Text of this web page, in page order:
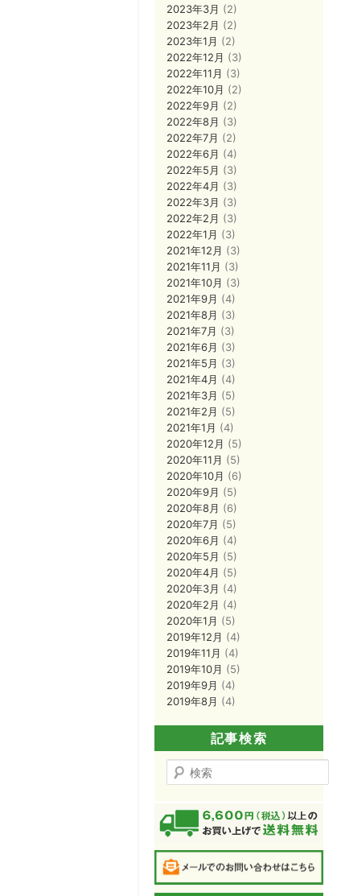
2023年3月 (2)
2023年2月 (2)
2023年1月 (2)
2022年12月 (3)
2022年11月 (3)
2022年10月 (2)
2022年9月 (2)
2022年8月 (3)
2022年7月 (2)
2022年6月 (4)
2022年5月 (3)
2022年4月 (3)
2022年3月 (3)
2022年2月 (3)
2022年1月 (3)
2021年12月 (3)
2021年11月 (3)
2021年10月 (3)
2021年9月 (4)
2021年8月 (3)
2021年7月 (3)
2021年6月 (3)
2021年5月 (3)
2021年4月 (4)
2021年3月 (5)
2021年2月 (5)
2021年1月 (4)
2020年12月 (5)
2020年11月 (5)
2020年10月 (6)
2020年9月 (5)
2020年8月 (6)
2020年7月 (5)
2020年6月 (4)
2020年5月 (5)
2020年4月 (5)
2020年3月 (4)
2020年2月 (4)
2020年1月 (5)
2019年12月 (4)
2019年11月 (4)
2019年10月 (5)
2019年9月 (4)
2019年8月 (4)
記事検索
検
索